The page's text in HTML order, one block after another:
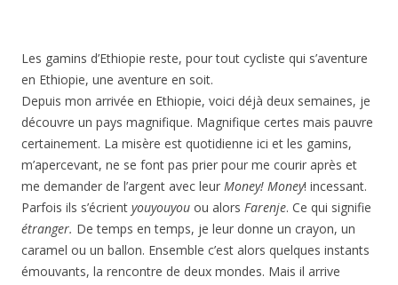
Les gamins d’Ethiopie reste, pour tout cycliste qui s’aventure
en Ethiopie, une aventure en soit.
Depuis mon arrivée en Ethiopie, voici déjà deux semaines, je
découvre un pays magnifique. Magnifique certes mais pauvre
certainement. La misère est quotidienne ici et les gamins,
m’apercevant, ne se font pas prier pour me courir après et
me demander de l’argent avec leur Money! Money! incessant.
Parfois ils s’écrient youyouyou ou alors Farenje. Ce qui signifie
étranger. De temps en temps, je leur donne un crayon, un
caramel ou un ballon. Ensemble c’est alors quelques instants
émouvants, la rencontre de deux mondes. Mais il arrive